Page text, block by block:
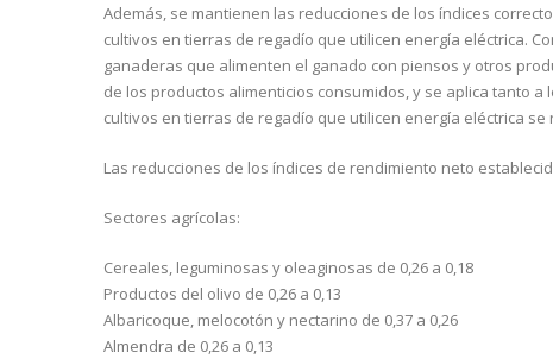
Además, se mantienen las reducciones de los índices
cultivos en tierras de regadío que utilicen energía eléctrica.
ganaderas que alimenten el ganado con piensos y otros
de los productos alimenticios consumidos, y se aplica tanto
cultivos en tierras de regadío que utilicen energía eléctrica se
Las reducciones de los índices de rendimiento neto
Sectores agrícolas:
Cereales, leguminosas y oleaginosas de 0,26 a 0,18
Productos del olivo de 0,26 a 0,13
Albaricoque, melocotón y nectarino de 0,37 a 0,26
Almendra de 0,26 a 0,13